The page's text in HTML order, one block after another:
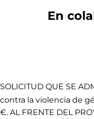
En
SOLICITUD QUE SE
contra la violencia de
€. AL FRENTE DEL